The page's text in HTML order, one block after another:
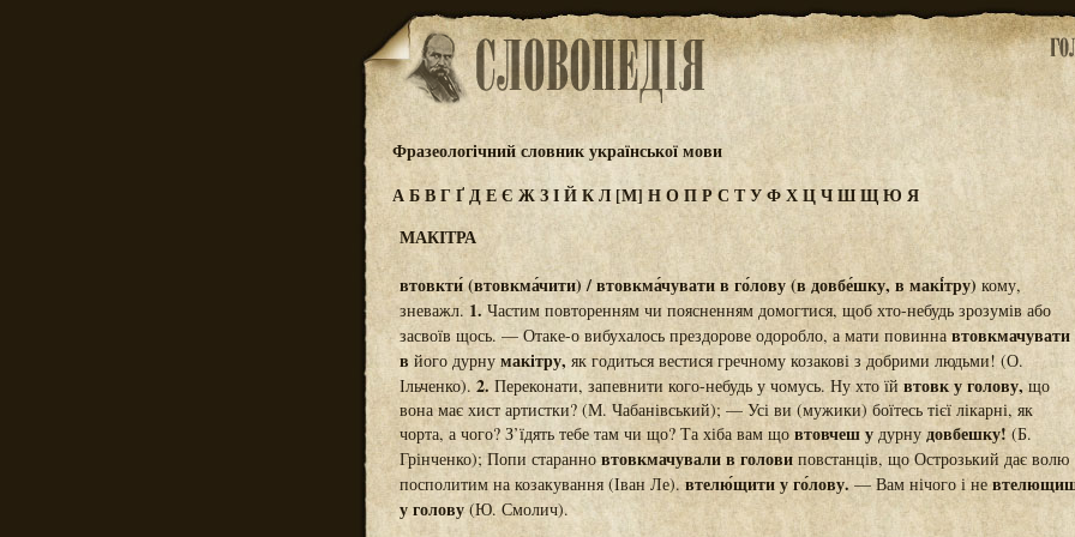
Фразеологічний словник української мови
АБВГҐДЕЄ ЖЗІЙКЛ[М] НОПРС ТУФХЦЧШЩЮ Я
МАКІТРА
втовкти́ (втовкма́чити) / втовкма́чувати в го́лову (в довбе́шку, в макі́тру) кому,
зневажл. 1. Частим повторенням чи поясненням домогтися, щоб хто-небудь зрозумів або
засвоїв щось. — Отаке-о вибухалось прездорове одоробло, а мати повиннавтовкмачувати
в його дурну макітру, як годиться вестися гречному козакові з добрими людьми! (О.
Ільченко). 2. Переконати, запевнити кого-небудь у чомусь. Ну хто їй втовк у голову,що
вона має хист артистки? (М. Чабанівський); — Усі ви (мужики) боїтесь тієї лікарні, як
чорта, а чого? З’їдять тебе там чи що? Та хіба вам що втовчеш у дурну довбешку! (Б.
Грінченко); Попи старанно втовкмачували в голови повстанців, що Острозький дає волю
посполитим на козакування (Іван Ле). втелю́щити у го́лову.— Вам нічого і не
у голову (Ю. Смолич).